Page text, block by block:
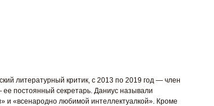
литературный критик, с 2013 по 2019 год — член
постоянный секретарь. Даниус называли
и «всенародно любимой интеллектуалкой». Кроме